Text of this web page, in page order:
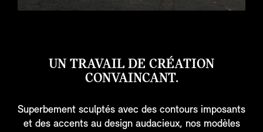
UN TRAVAIL DE CRÉATION
CONVAINCANT.
Superbement sculptés avec des contours imposants
et des accents au design audacieux, nos modèles